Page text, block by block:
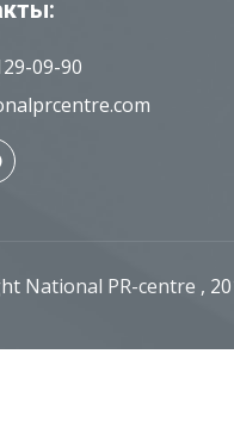
09-90
National PR-centre ,